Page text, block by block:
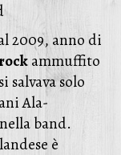
2009, anno di
ammuffito
salvava solo
Ala-
band.
è